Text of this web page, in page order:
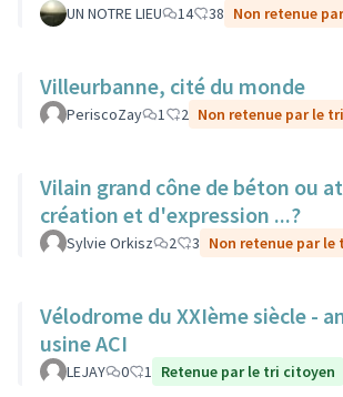
UN NOTRE LIEU 14 38 Non retenue
Villeurbanne, cité du monde
PeriscoZay 1 2 Non retenue par le
Vilain grand cône de béton ou
création et d'expression ...?
Sylvie Orkisz 2 3 Non retenue par
Vélodrome du XXIème siècle -
usine ACI
LEJAY 0 1 Retenue par le tri citoyen